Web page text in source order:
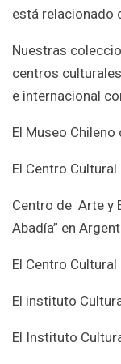
está relacionado
Nuestras
centros
e internacional
El Museo
El Centro
Centro de Arte y
Abadía” en
El Centro
El instituto
El Instituto